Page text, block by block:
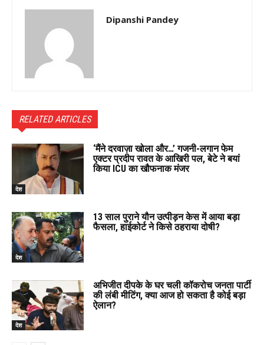
Dipanshi Pandey
RELATED ARTICLES
देश
‘मैंने दरवाज़ा खोला और…’ गजनी-लगान फेम
एक्टर प्रदीप रावत के आखिरी पल, बेटे ने बयां
किया ICU का खौफनाक मंजर
देश
13 साल पुराने यौन उत्पीड़न केस में आया बड़ा
फैसला, हाईकोर्ट ने किसे ठहराया दोषी?
देश
अभिजीत दीपके के घर चली कॉकरोच जनता पार्टी
की लंबी मीटिंग, क्या आज हो सकता है कोई बड़ा
ऐलान?